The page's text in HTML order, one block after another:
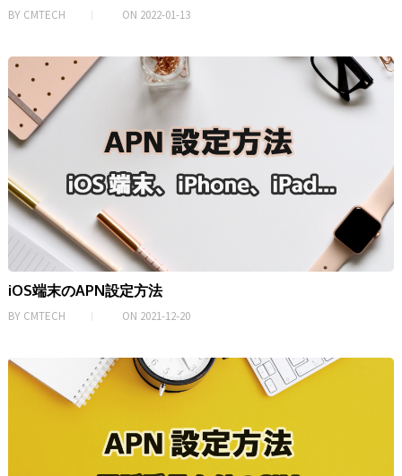
BY CMTECH ON 2022-01-13
iOS端末のAPN設定方法
BY CMTECH ON 2021-12-20